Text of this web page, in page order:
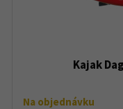
Kajak
Na objednávku